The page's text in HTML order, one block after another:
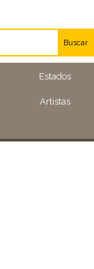
Estados
Artistas
Buscar
Artistas
Eventos